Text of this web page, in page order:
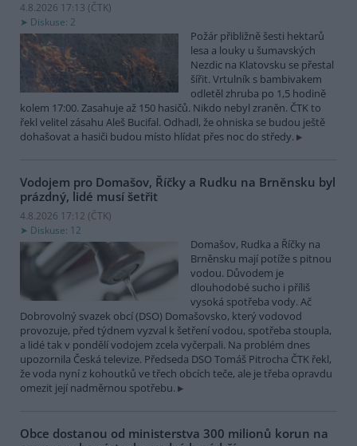
4.8.2026 17:13 (ČTK)
Diskuse: 2
Požár přibližně šesti hektarů
lesa a louky u šumavských
Nezdic na Klatovsku se přestal
šířit. Vrtulník s bambivakem
odletěl zhruba po 1,5 hodině
kolem 17:00. Zasahuje až 150 hasičů. Nikdo nebyl zraněn. ČTK to
řekl velitel zásahu Aleš Bucifal. Odhadl, že ohniska se budou ještě
dohašovat a hasiči budou místo hlídat přes noc do středy.
Vodojem pro Domašov, Říčky a Rudku na Brněnsku byl
prázdný, lidé musí šetřit
4.8.2026 17:12 (ČTK)
Diskuse: 12
Domašov, Rudka a Říčky na
Brněnsku mají potíže s pitnou
vodou. Důvodem je
dlouhodobé sucho i příliš
vysoká spotřeba vody. Ač
Dobrovolný svazek obcí (DSO) Domašovsko, který vodovod
provozuje, před týdnem vyzval k šetření vodou, spotřeba stoupla,
a lidé tak v pondělí vodojem zcela vyčerpali. Na problém dnes
upozornila Česká televize. Předseda DSO Tomáš Pitrocha ČTK řekl,
že voda nyní z kohoutků ve třech obcích teče, ale je třeba opravdu
omezit její nadměrnou spotřebu.
Obce dostanou od ministerstva 300 milionů korun na